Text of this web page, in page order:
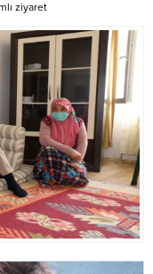
ziyaret